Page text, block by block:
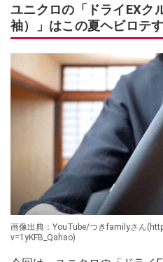
ユニクロの「ドライEXク
袖）」はこの夏ヘビロテ
画像出典：YouTube/つきfamilyさん
v=1yKFB_Qahao)